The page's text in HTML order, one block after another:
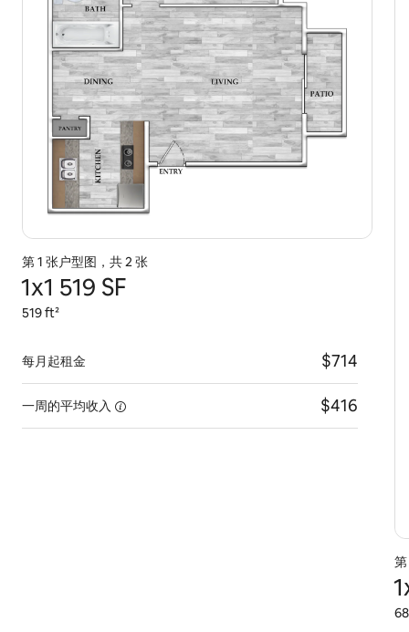
第 1 张户型图，共 2 张
1x1 519 SF
519 ft²
每月起租金 $714
一周的平均收入 $416